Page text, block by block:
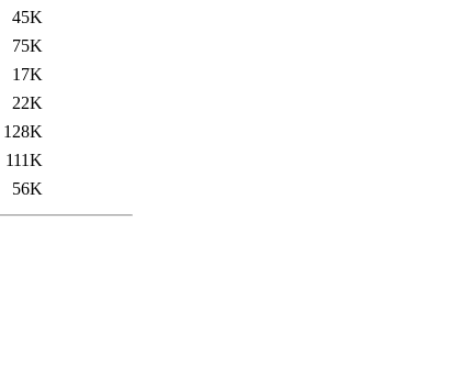
45K
75K
17K
22K
128K
111K
56K